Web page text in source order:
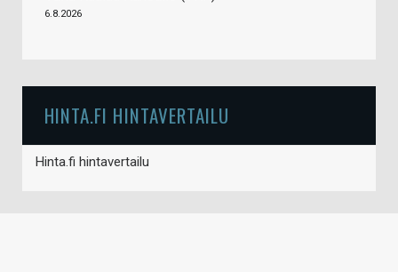
6.8.2026
HINTA.FI HINTAVERTAILU
Hinta.fi hintavertailu